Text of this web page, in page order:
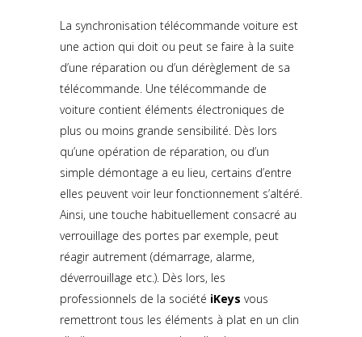
La synchronisation télécommande voiture est
une action qui doit ou peut se faire à la suite
d’une réparation ou d’un dérèglement de sa
télécommande. Une télécommande de
voiture contient éléments électroniques de
plus ou moins grande sensibilité. Dès lors
qu’une opération de réparation, ou d’un
simple démontage a eu lieu, certains d’entre
elles peuvent voir leur fonctionnement s’altéré.
Ainsi, une touche habituellement consacré au
verrouillage des portes par exemple, peut
réagir autrement (démarrage, alarme,
déverrouillage etc.). Dès lors, les
professionnels de la société iKeys vous
remettront tous les éléments à plat en un clin